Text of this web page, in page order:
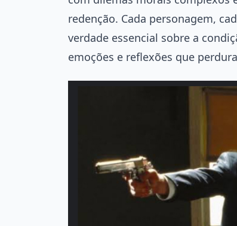
redenção. Cada personagem,
verdade essencial sobre a
emoções e reflexões que